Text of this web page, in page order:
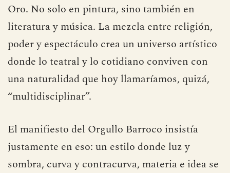
Oro. No solo en pintura, sino también en
literatura y música. La mezcla entre religión,
poder y espectáculo crea un universo artístico
donde lo teatral y lo cotidiano conviven con
una naturalidad que hoy llamaríamos, quizá,
“multidisciplinar”.
El manifiesto del Orgullo Barroco insistía
justamente en eso: un estilo donde luz y
sombra, curva y contracurva, materia e idea se